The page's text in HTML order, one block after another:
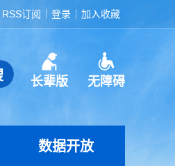
RSS订阅 登录 加入收藏
长辈版 无障碍
数据开放